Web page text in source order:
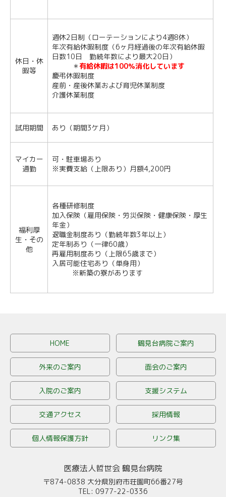
休日・休
暇等
週休2日制（ローテーションにより4週8休）
年次有給休暇制度（6ヶ月経過後の年次有給休暇
日数10日 勤続年数により最大20日）
＊有給休暇は100％消化しています
慶弔休暇制度
産前・産後休業および育児休業制度
介護休業制度
試用期間 あり（期間3ケ月）
マイカー
通勤
可・駐車場あり
※実費支給（上限あり）月額4,200円
福利厚
生・その
他
各種研修制度
加入保険（雇用保険・労災保険・健康保険・厚生
年金）
退職金制度あり（勤続年数3年以上）
定年制あり（一律60歳）
再雇用制度あり（上限65歳まで）
入居可能住宅あり（単身用）
※新築の寮があります
HOME 鶴見台病院ご案内
外来のご案内 面会のご案内
入院のご案内 支援システム
交通アクセス 採用情報
個人情報保護方針 リンク集
医療法人哲世会 鶴見台病院
〒874-0838 大分県別府市荘園町66番27号
TEL: 0977-22-0336